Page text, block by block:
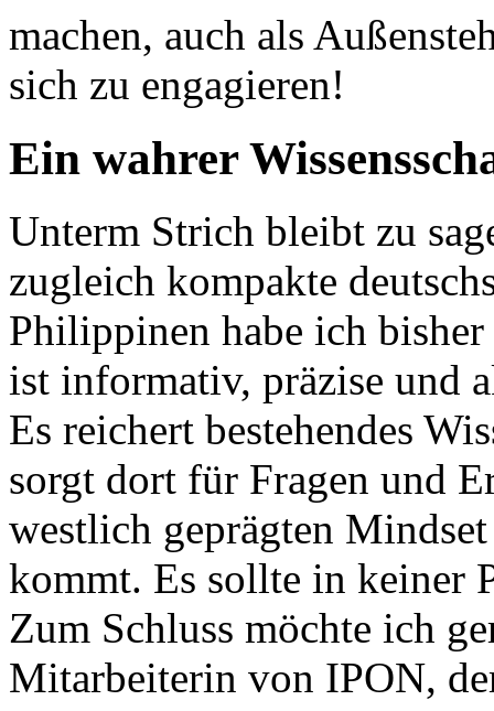
machen, auch als
sich zu engagieren!
Ein wahrer
Unterm Strich bleibt zu
zugleich kompakte
Philippinen habe ich
ist informativ, präzise und
Es reichert bestehendes
sorgt dort für Fragen und
westlich geprägten
kommt. Es sollte in
Zum Schluss möchte ich
Mitarbeiterin von IPON,